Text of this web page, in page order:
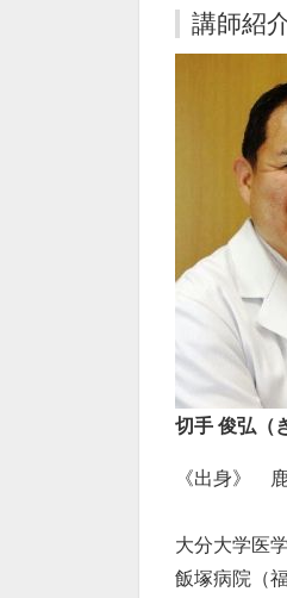
講師紹
切手 俊弘（
《出身》
大分大学医
飯塚病院（